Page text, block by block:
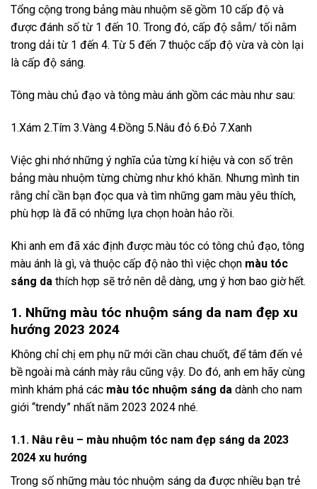
Tổng cộng trong bảng màu nhuộm sẽ gồm 10 cấp độ và
được đánh số từ 1 đến 10. Trong đó, cấp độ sẫm/ tối nằm
trong dải từ 1 đến 4. Từ 5 đến 7 thuộc cấp độ vừa và còn lại
là cấp độ sáng.
Tông màu chủ đạo và tông màu ánh gồm các màu như sau:
1.Xám 2.Tím 3.Vàng 4.Đồng 5.Nâu đỏ 6.Đỏ 7.Xanh
Việc ghi nhớ những ý nghĩa của từng kí hiệu và con số trên
bảng màu nhuộm từng chừng như khó khăn. Nhưng mình tin
rằng chỉ cần bạn đọc qua và tìm những gam màu yêu thích,
phù hợp là đã có những lựa chọn hoàn hảo rồi.
Khi anh em đã xác định được màu tóc có tông chủ đạo, tông
màu ánh là gì, và thuộc cấp độ nào thì việc chọn màu tóc
sáng da thích hợp sẽ trở nên dễ dàng, ưng ý hơn bao giờ hết.
1. Những màu tóc nhuộm sáng da nam đẹp xu
hướng 2023 2024
Không chỉ chị em phụ nữ mới cần chau chuốt, để tâm đến vẻ
bề ngoài mà cánh mày râu cũng vậy. Do đó, anh em hãy cùng
mình khám phá các màu tóc nhuộm sáng da dành cho nam
giới “trendy” nhất năm 2023 2024 nhé.
1.1. Nâu rêu – màu nhuộm tóc nam đẹp sáng da 2023
2024 xu hướng
Trong số những màu tóc nhuộm sáng da được nhiều bạn trẻ